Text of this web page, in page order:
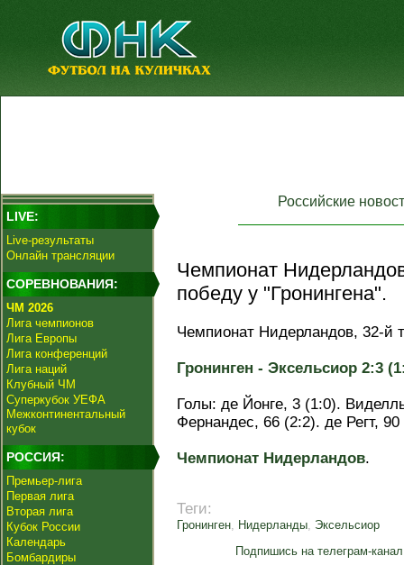
LIVE:
Live-результаты
Онлайн трансляции
СОРЕВНОВАНИЯ:
ЧМ 2026
Лига чемпионов
Лига Европы
Лига конференций
Лига наций
Клубный ЧМ
Суперкубок УЕФА
Межконтинентальный
кубок
РОССИЯ:
Премьер-лига
Первая лига
Вторая лига
Кубок России
Календарь
Бомбардиры
Российские
Чемпионат
победу у "Гронингена".
Чемпионат Нидерландов, 32-й
Гронинген - Эксельсиор 2:3
Голы: де Йонге, 3 (1:0).
Фернандес, 66 (2:2). де Регт,
Чемпионат Нидерландов.
Теги:
Гронинген, Нидерланды, Эксельсиор
Подпишись на телеграм-